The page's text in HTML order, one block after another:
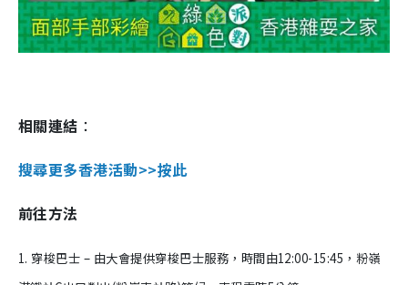
相關連結 ：
搜尋更多香港活動>>按此
前往方法
1. 穿梭巴士 – 由大會提供穿梭巴士服務，時間由12:00-15:45，粉嶺